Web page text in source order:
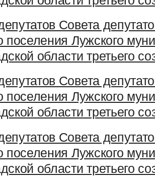
Совета
поселения Лужского
области третьего
Совета
поселения Лужского
области третьего
Совета
поселения Лужского
области третьего